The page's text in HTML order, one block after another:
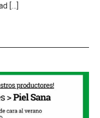
[…]